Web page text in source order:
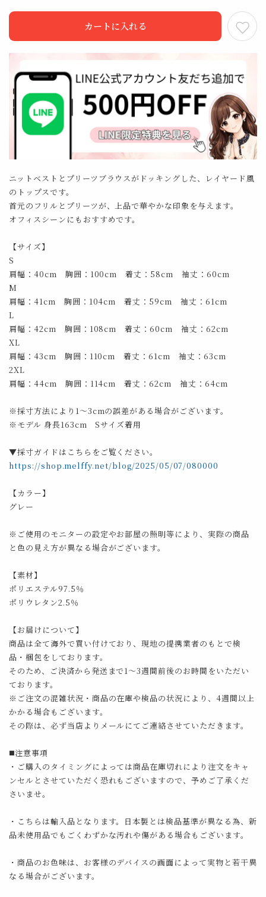
カートに入れる
ニットベストとプリーツブラウスがドッキングした、レイヤード風
のトップスです。
首元のフリルとプリーツが、上品で華やかな印象を与えます。
オフィスシーンにもおすすめです。
【サイズ】
S
肩幅：40cm 胸囲：100cm 着丈：58cm 袖丈：60cm
M
肩幅：41cm 胸囲：104cm 着丈：59cm 袖丈：61cm
L
肩幅：42cm 胸囲：108cm 着丈：60cm 袖丈：62cm
XL
肩幅：43cm 胸囲：110cm 着丈：61cm 袖丈：63cm
2XL
肩幅：44cm 胸囲：114cm 着丈：62cm 袖丈：64cm
※採寸方法により1～3cmの誤差がある場合がございます。
※モデル 身長163cm Sサイズ着用
▼採寸ガイドはこちらをご覧ください。
https://shop.melffy.net/blog/2025/05/07/080000
【カラー】
グレー
※ご使用のモニターの設定やお部屋の照明等により、実際の商品
と色の見え方が異なる場合がございます。
【素材】
ポリエステル97.5％
ポリウレタン2.5％
【お届けについて】
商品は全て海外で買い付けており、現地の提携業者のもとで検
品・梱包をしております。
そのため、ご決済から発送まで1～3週間前後のお時間をいただい
ております。
※ご注文の混雑状況・商品の在庫や検品の状況により、4週間以上
かかる場合もございます。
その際は、必ず当店よりメールにてご連絡させていただきます。
◼️注意事項
・ご購入のタイミングによっては商品在庫切れにより注文をキャ
ンセルとさせていただく恐れもございますので、予めご了承くだ
さいませ。
・こちらは輸入品となります。日本製とは検品基準が異なる為、新
品未使用品でもごくわずかな汚れや傷がある場合もございます。
・商品のお色味は、お客様のデバイスの画面によって実物と若干異
なる場合がございます。